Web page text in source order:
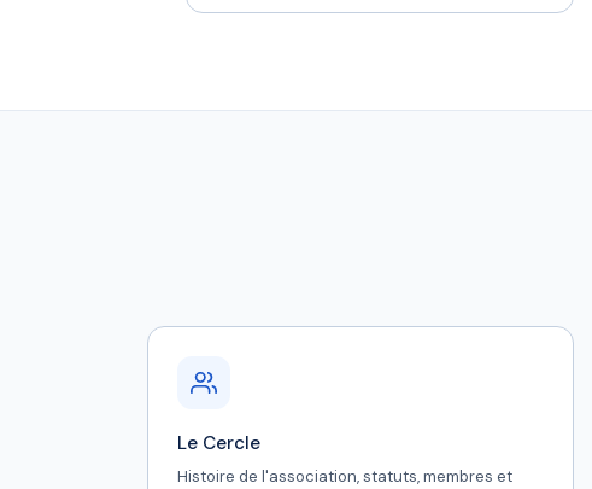
Le Cercle
Histoire de l'association, statuts, membres et